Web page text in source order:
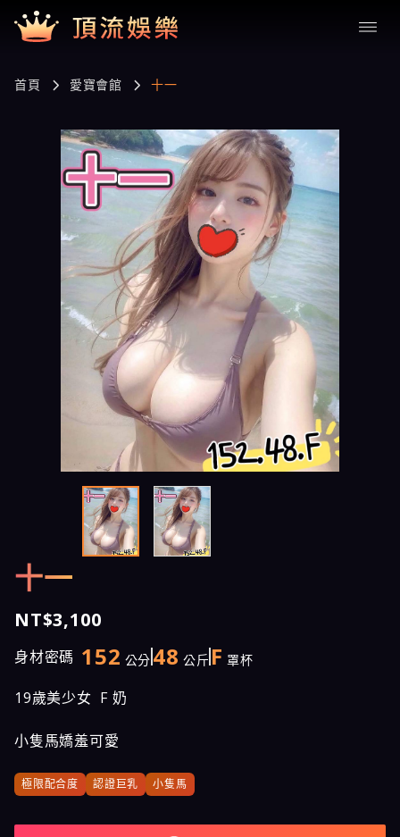
首頁 愛寶會館 十一
十一
NT$3,100
身材密碼 152 公分 48 公斤 F 罩杯
19歲美少女 F 奶
小隻馬嬌羞可愛
極限配合度 認證巨乳 小隻馬